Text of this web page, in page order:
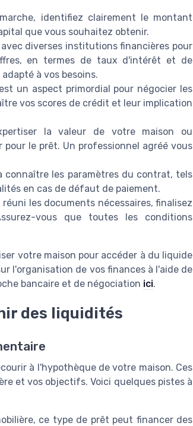
identifiez clairement le montant
que vous souhaitez obtenir.
diverses institutions financières pour
en termes de taux d'intérêt et de
à vos besoins.
un aspect primordial pour négocier les
vos scores de crédit et leur implication
la valeur de votre maison ou
le prêt. Un professionnel agréé vous
connaître les paramètres du contrat, tels
en cas de défaut de paiement.
les documents nécessaires, finalisez
vous que toutes les conditions
votre maison pour accéder à du liquide
l'organisation de vos finances à l'aide de
bancaire et de négociation ici.
des liquidités
à l'hypothèque de votre maison. Ces
et vos objectifs. Voici quelques pistes à
ce type de prêt peut financer des